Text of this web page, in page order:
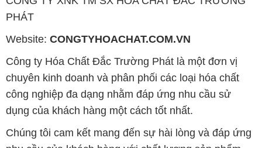
PHÁT
Website: CONGTYHOACHAT.COM.VN
Công ty Hóa Chất Đắc Trường Phát là một đơn vị
chuyên kinh doanh và phân phối các loại hóa chất
công nghiệp đa dạng nhằm đáp ứng nhu cầu sử
dụng của khách hàng một cách tốt nhất.
Chúng tôi cam kết mang đến sự hài lòng và đáp ứng